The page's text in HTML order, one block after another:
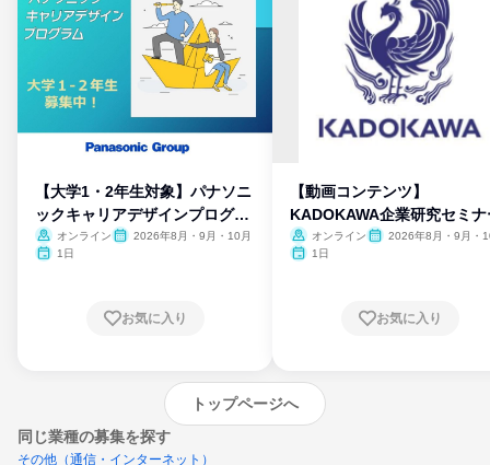
【大学1・2年生対象】パナソニ
ックキャリアデザインプログラ
ム
オンライン
2026年8月・9月・10月
1日
お気に入り
【動画コンテンツ】
KADOKAWA企業研究セミナ
オンライン
2026年8月・9月・
1日
お気に入り
トップページへ
同じ業種の募集を探す
その他（通信・インターネット）